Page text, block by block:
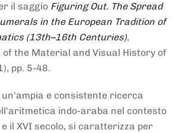
il saggio Figuring Out. The Spread
in the European Tradition of
(13th–16th Centuries),
the Material and Visual History of
pp. 5-48.
e consistente ricerca
indo-araba nel contesto
il XVI secolo, si caratterizza per